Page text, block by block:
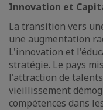
Innovation et
La transition vers
une augmentation
L'innovation et
stratégie. Le pays
l'attraction de
vieillissement
compétences dans